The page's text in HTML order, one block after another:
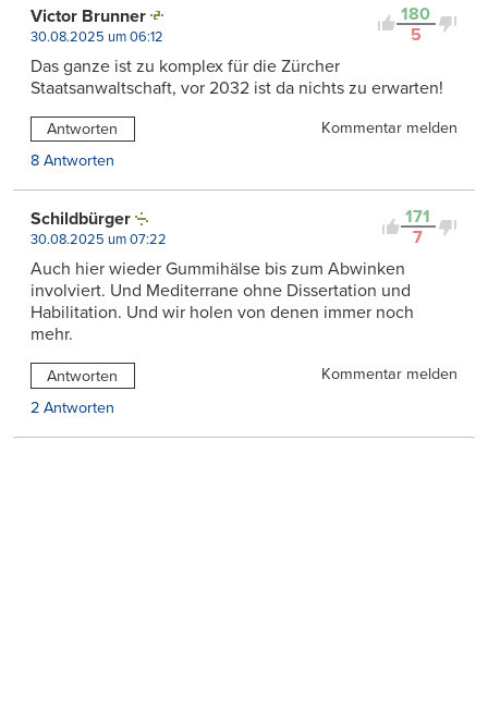
180
5
Victor Brunner
30.08.2025 um 06:12
Das ganze ist zu komplex für die Zürcher
Staatsanwaltschaft, vor 2032 ist da nichts zu erwarten!
Antworten
Kommentar melden
8 Antworten
171
7
Schildbürger
30.08.2025 um 07:22
Auch hier wieder Gummihälse bis zum Abwinken
involviert. Und Mediterrane ohne Dissertation und
Habilitation. Und wir holen von denen immer noch
mehr.
Antworten
Kommentar melden
2 Antworten